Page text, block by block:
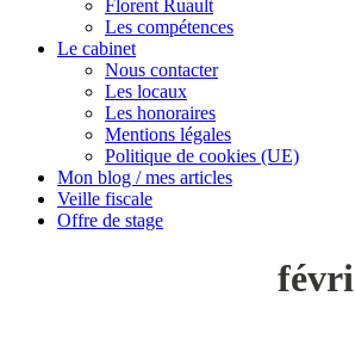
Florent Ruault
Les compétences
Le cabinet
Nous contacter
Les locaux
Les honoraires
Mentions légales
Politique de cookies (UE)
Mon blog / mes articles
Veille fiscale
Offre de stage